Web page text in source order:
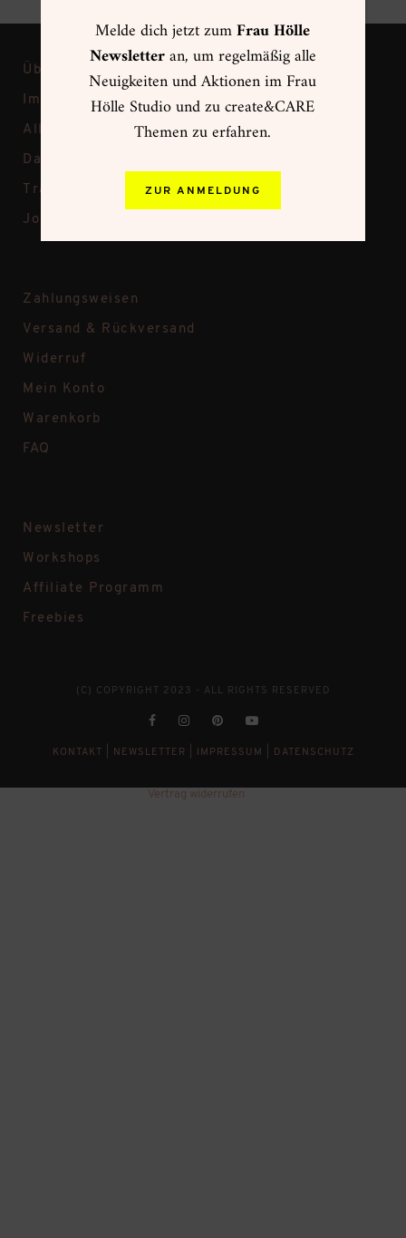
Über Frau Hölle
Impressum
Allgemeine Geschäftsbedingungen
Datenschutz
Transparenz bei Frau Hölle
Jobs
Zahlungsweisen
Versand & Rückversand
Widerruf
Mein Konto
Warenkorb
FAQ
Newsletter
Workshops
Affiliate Programm
Freebies
(C) COPYRIGHT 2023 - ALL RIGHTS RESERVED
KONTAKT NEWSLETTER IMPRESSUM DATENSCHUTZ
Vertrag widerrufen
Melde dich jetzt zumFrau Hölle
Newsletteran, um regelmäßig alle
Neuigkeiten und Aktionen im Frau
Hölle Studio und zu create&CARE
Themen zu erfahren.
ZUR ANMELDUNG